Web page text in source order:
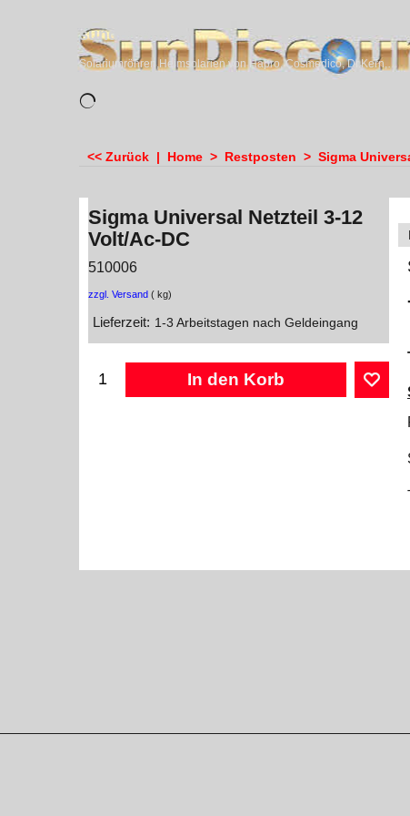
sundiscounter
Solariumröhren,Heimsolarien von Hapro, Cosmedico, Dr.Kern, Megasun & Ergoline
<< Zurück | Home > Restposten > Sigma
Sigma Universal Netzteil 3-12
Volt/Ac-DC
510006
zzgl. Versand kg
Lieferzeit: 1-3 Arbeitstagen nach Geldeingang
In den Korb